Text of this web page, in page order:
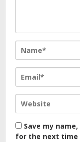
Save my
for the next time